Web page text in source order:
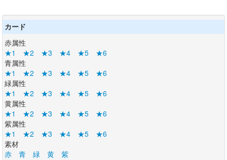
カード
赤属性
★1
★2 ★3 ★4 ★5
★6
青属性
★1
★2 ★3 ★4 ★5
★6
緑属性
★1
★2 ★3 ★4 ★5
★6
黄属性
★1
★2 ★3 ★4 ★5
★6
紫属性
★1
★2 ★3 ★4 ★5
★6
素材
赤
青 緑 黄
紫